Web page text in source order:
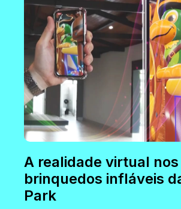
A realidade virtual nos
brinquedos infláveis
Park